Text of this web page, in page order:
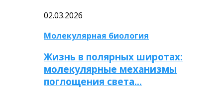
02.03.2026
Молекулярная биология
Жизнь в полярных широтах:
молекулярные механизмы
поглощения света…